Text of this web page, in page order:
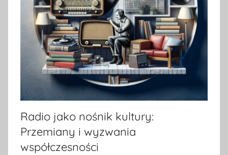
Radio jako nośnik kultury:
Przemiany i wyzwania
współczesności